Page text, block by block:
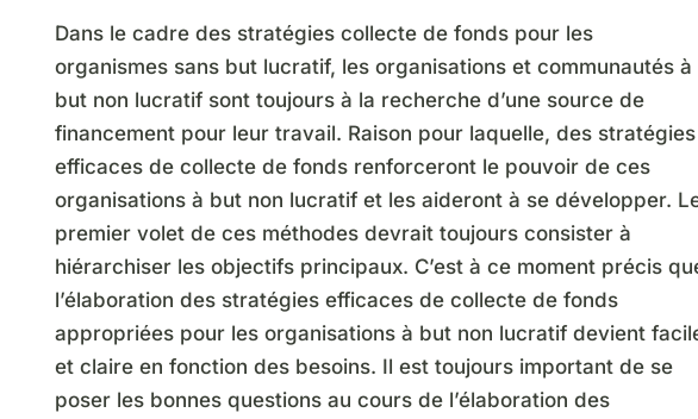
Dans le cadre des stratégies collecte de fonds pour les
organismes sans but lucratif, les organisations et communautés à
but non lucratif sont toujours à la recherche d’une source de
financement pour leur travail. Raison pour laquelle, des stratégies
efficaces de collecte de fonds renforceront le pouvoir de ces
organisations à but non lucratif et les aideront à se développer.
premier volet de ces méthodes devrait toujours consister à
hiérarchiser les objectifs principaux. C’est à ce moment précis
l’élaboration des stratégies efficaces de collecte de fonds
appropriées pour les organisations à but non lucratif devient
et claire en fonction des besoins. Il est toujours important de se
poser les bonnes questions au cours de l’élaboration des